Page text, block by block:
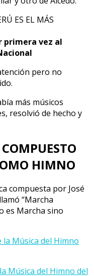
primera vez al
pero no
más músicos
resolvió de hecho y
HIMNO
compuesta por José
“Marcha
es Marcha sino
Música del Himno del